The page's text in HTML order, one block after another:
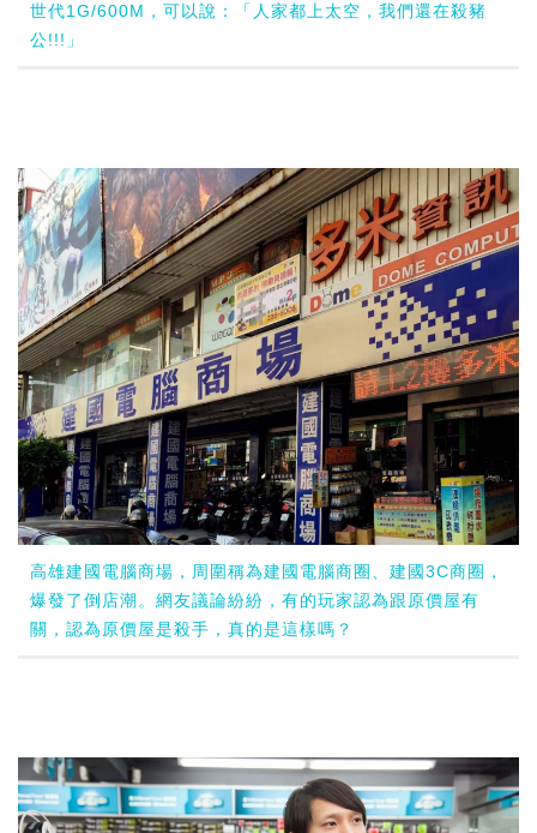
世代1G/600M，可以說：「人家都上太空，我們還在殺豬
公!!!」
高雄建國電腦商場，周圍稱為建國電腦商圈、建國3C商圈，
爆發了倒店潮。網友議論紛紛，有的玩家認為跟原價屋有
關，認為原價屋是殺手，真的是這樣嗎？